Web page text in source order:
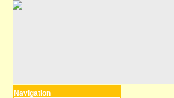
Navigation